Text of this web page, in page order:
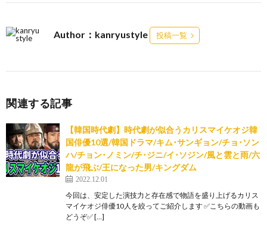
Author：kanryustyle 投稿一覧
関連する記事
【韓国時代劇】時代劇が似合うカリスマイケオジ韓
国俳優10選/韓国ドラマ/キム･サンギョン/チョ･ソン
ハ/チョン･ノミン/チ･ジニ/イ･ソジン/風と雲と雨/六
龍が飛ぶ/王になった男/キングダム
2022.12.01
今回は、安定した演技力と存在感で物語を盛り上げるカリス
マイケオジ俳優10人を絞ってご紹介します ✅こちらの動画も
どうぞ✅ […]